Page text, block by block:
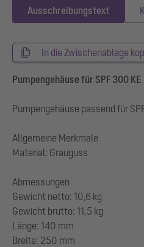
Ausschreibungstext
In die Zwischenablage
Pumpengehäuse für SPF 300 KE
Pumpengehäuse passend für
Allgemeine Merkmale
Material: Grauguss
Abmessungen
Gewicht netto: 10,6 kg
Gewicht brutto: 11,5 kg
Länge: 140 mm
Breite: 250 mm